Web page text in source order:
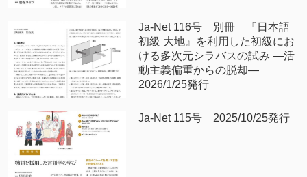
Ja-Net 116号 別冊 『日本語
初級 大地』を利用した初級にお
ける多次元シラバスの試み —活
動主義偏重からの脱却—
2026/1/25発行
Ja-Net 115号 2025/10/25発行